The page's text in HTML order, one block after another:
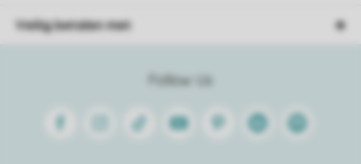
Follow Us
FacebookInstagram
Tiktok Youtube PinterestLinkedinSpotify
Veilig betalen met